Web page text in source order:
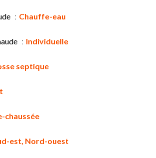
Chauffe-eau
Individuelle
septique
chaussée
est, Nord-ouest